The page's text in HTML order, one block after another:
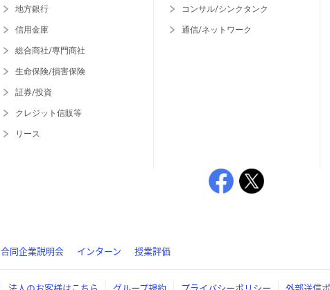
地方銀行
信用金庫
総合商社/専門商社
生命保険/損害保険
証券/投資
クレジット信販等
リース
コンサル/シンクタンク
通信/ネットワーク
合同企業説明会 インターン 授業評価